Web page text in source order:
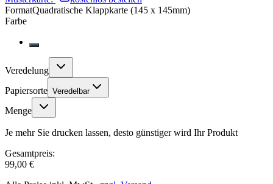
FormatQuadratische Klappkarte (145 x 145mm)
Farbe
Veredelung
Papiersorte Veredelbar
Menge
Je mehr Sie drucken lassen, desto günstiger wird Ihr Produkt
Gesamtpreis:
99,00 €